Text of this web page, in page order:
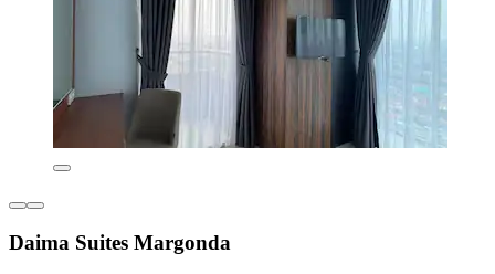
Daima Suites Margonda